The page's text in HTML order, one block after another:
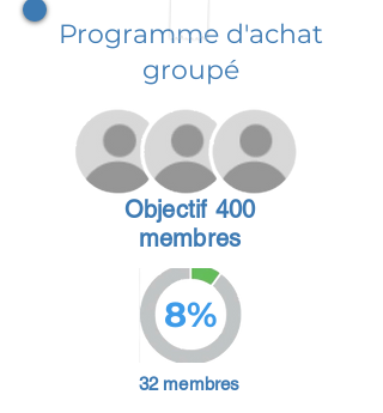
Programme d'achat
groupé
Objectif 400
membres
8%
32 membres